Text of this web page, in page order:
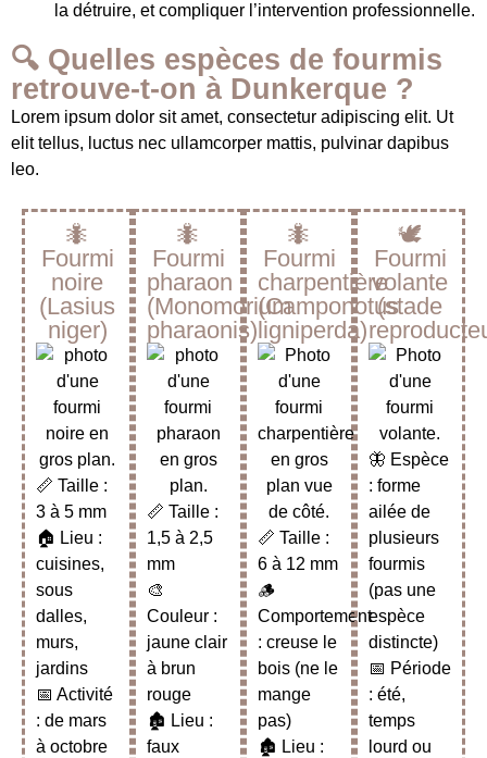
la détruire, et compliquer l’intervention professionnelle.
🔍 Quelles espèces de fourmis
retrouve-t-on à Dunkerque ?
Lorem ipsum dolor sit amet, consectetur adipiscing elit. Ut
elit tellus, luctus nec ullamcorper mattis, pulvinar dapibus
leo.
🐜
Fourmi
noire
(Lasius
niger)
📏 Taille :
3 à 5 mm
🏠 Lieu :
cuisines,
sous
dalles,
murs,
jardins
📅 Activité
: de mars
à octobre
🐜
Fourmi
pharaon
(Monomorium
pharaonis)
📏 Taille :
1,5 à 2,5
mm
🎨
Couleur :
jaune clair
à brun
rouge
🏚️ Lieu :
faux
🐜
Fourmi
charpentière
(Camponotus
ligniperda)
📏 Taille :
6 à 12 mm
🪵
Comportement
: creuse le
bois (ne le
mange
pas)
🏚️ Lieu :
🕊️
Fourmi
volante
(stade
🦋 Espèce
: forme
ailée de
plusieurs
fourmis
(pas une
espèce
distincte)
📅 Période
: été,
temps
lourd ou